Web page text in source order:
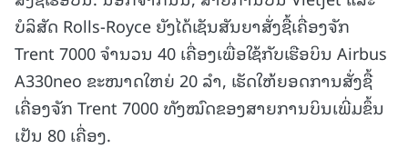
ບໍລິສັດ Rolls-Royce ຍັງໄດ້ເຊັນສັນຍາສັ່ງຊື້ເຄື່ອງຈັກ
Trent 7000 ຈໍານວນ 40 ເຄື່ອງເພື່ອໃຊ້ກັບເຮືອບິນ Airbus
A330neo ຂະໜາດໃຫຍ່ 20 ລໍາ, ເຮັດໃຫ້ຍອດການສັ່ງຊື້
ເຄື່ອງຈັກ Trent 7000 ທັງໝົດຂອງສາຍການບິນເພີ່ມຂຶ້ນ
ເປັນ 80 ເຄື່ອງ.